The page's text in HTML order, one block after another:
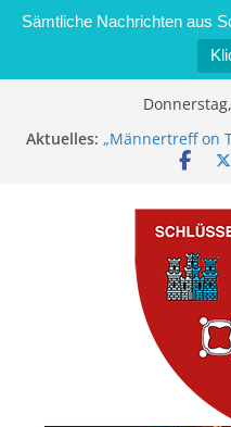
Sämtliche Nachrichten aus
Aktuelles: „Männertreff on
der Schreinerei
Brand in
Kontrolle
Stadt
Dieseldiebstahl